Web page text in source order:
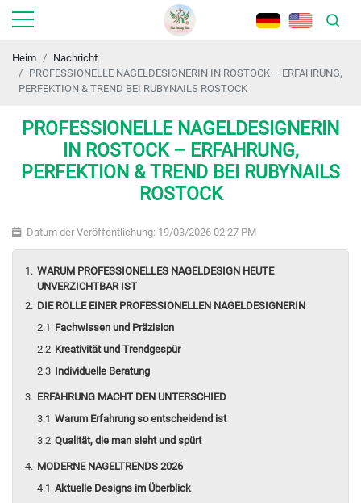
Heim
Nachricht
PROFESSIONELLE NAGELDESIGNERIN IN ROSTOCK – ERFAHRUNG,
PERFEKTION & TREND BEI RUBYNAILS ROSTOCK
PROFESSIONELLE NAGELDESIGNERIN
IN ROSTOCK – ERFAHRUNG,
PERFEKTION & TREND BEI RUBYNAILS
ROSTOCK
Datum der Veröffentlichung: 19/03/2026 02:27 PM
WARUM PROFESSIONELLES NAGELDESIGN HEUTE
UNVERZICHTBAR IST
DIE ROLLE EINER PROFESSIONELLEN NAGELDESIGNERIN
Fachwissen und Präzision
Kreativität und Trendgespür
Individuelle Beratung
ERFAHRUNG MACHT DEN UNTERSCHIED
Warum Erfahrung so entscheidend ist
Qualität, die man sieht und spürt
MODERNE NAGELTRENDS 2026
Aktuelle Designs im Überblick